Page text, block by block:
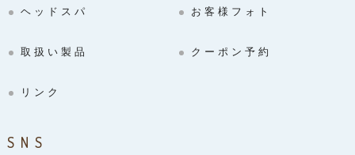
ヘッドスパ お客様フォト
取扱い製品 クーポン予約
リンク
SNS